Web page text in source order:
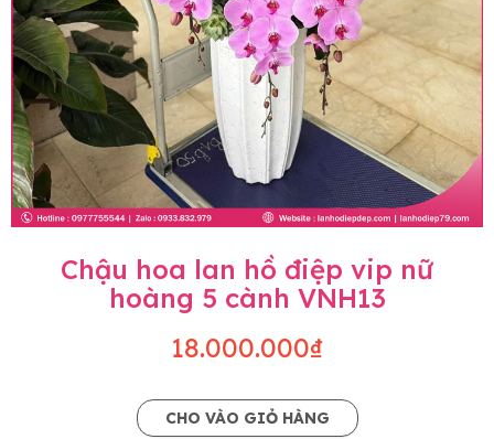
Chậu hoa lan hồ điệp vip nữ
hoàng 5 cành VNH13
18.000.000₫
CHO VÀO GIỎ HÀNG